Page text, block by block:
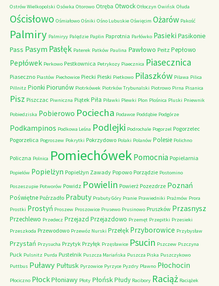
Ostrów Wielkopolski Osówka Otorowo Otręba Otwock Otłoczyn Owińsk Ołuda
Ościsłowo Ośmiałowo Ośniki Ośno Lubuskie Oświęcim Ożarów Pakość
Palmiry Palmiryy Palędzie Paplin Paprotnia Parłówko Pasieki Pasikonie
Pass PasymPasłęk Paterek Patków Paulina Pawłowo Peitz Pepłowo
Pepłówek Perkowo Pestkownica Petrykozy Piaecznica Piasecznica
Piaseczno Piastów Piechowice Piecki Pieski Pietkowo Pilaszków Pilawa Pilica
Pillnitz Pionki Piorunów Piotrkówek Piotrków Trybunalski Piotrowo Pirna Pisanica
Pisz Piszczac Piwniczna Piątek Piła Piławki Plewki Plon Plośnica Pluski Pniewnik
Pobiedziska Pobierowo Pociecha Podawce Poddąbie Podgórze
Podkampinos Podkowa Leśna Podlejki Podrochale Pogorzel Pogorzelec
Pogorzelica Pogroszew Pokrytki Pokrzydowo Polaki Polanów Polesie Polichno
Policzna Polnica PomiechówekPomocnia Popielarnia
Popielów Popielżyn Popielżyn Zawady Popowo Porządzie Postomino
Poszeszupie Potworów Powidz Powielin Powierż Pozezdrze Poznań
Poświętne Poźrzadło Prabuty Prabuty Góry Pranie Prawiedniki Prażmów Prora
Prostki Prostyń Proszew Proszowice Prusewo Prusinowo Pruszków Przasnysz
Przechlewo Przedecz Przejazd Przejazdowo Przemęt Przepitki Przesieki
Przeszkoda Przewodowo Przewóz Nurski Przełęk Przyborowice Przybysław
Przystań Przysucha Przytyk Przyłęk Przęsławice Psucin Pszczew Pszczyna
Puck Pulsnitz Purda Pustelnik Puszcza Mariańska Puszcza Piska Puszczykowo
Puttbus Puławy Pułtusk Pyrzowice Pyrzyce Pyzdry Pławno Płochocin
Płociczno PłockPłoniawy Płoty PłońskPłudy Racibory Raciąż Raciążek